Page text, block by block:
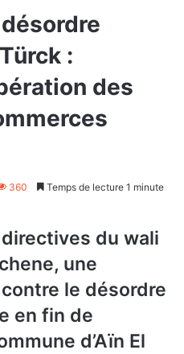
:
des
360 Temps de lecture 1 minute
du wali
une
le désordre
en fin de
d’Aïn El